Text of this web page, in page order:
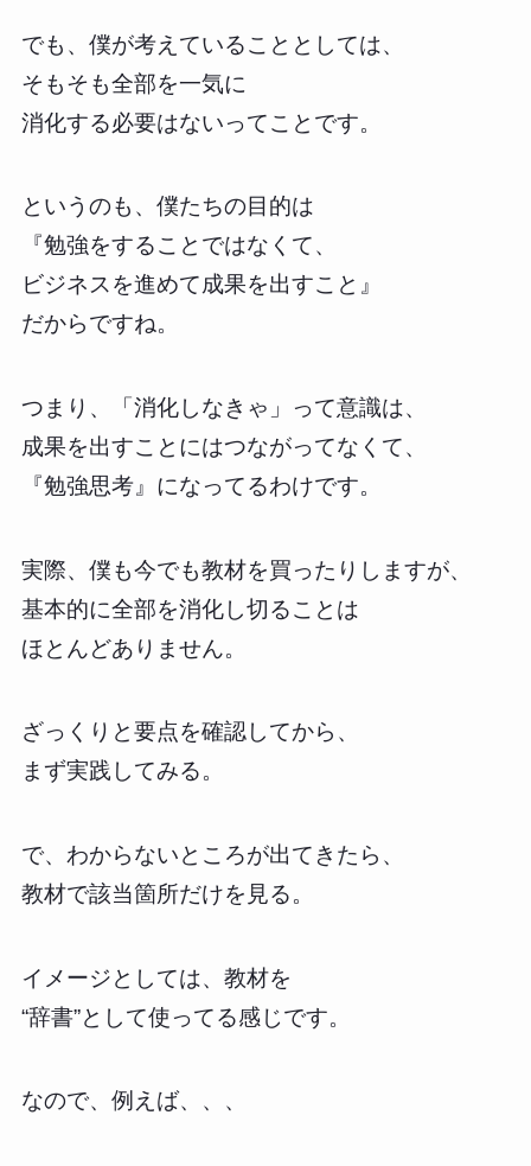
でも、僕が考えていることとしては、
そもそも全部を一気に
消化する必要はないってことです。
というのも、僕たちの目的は
『勉強をすることではなくて、
ビジネスを進めて成果を出すこと』
だからですね。
つまり、「消化しなきゃ」って意識は、
成果を出すことにはつながってなくて、
『勉強思考』になってるわけです。
実際、僕も今でも教材を買ったりしますが、
基本的に全部を消化し切ることは
ほとんどありません。
ざっくりと要点を確認してから、
まず実践してみる。
で、わからないところが出てきたら、
教材で該当箇所だけを見る。
イメージとしては、教材を
“辞書”として使ってる感じです。
なので、例えば、、、